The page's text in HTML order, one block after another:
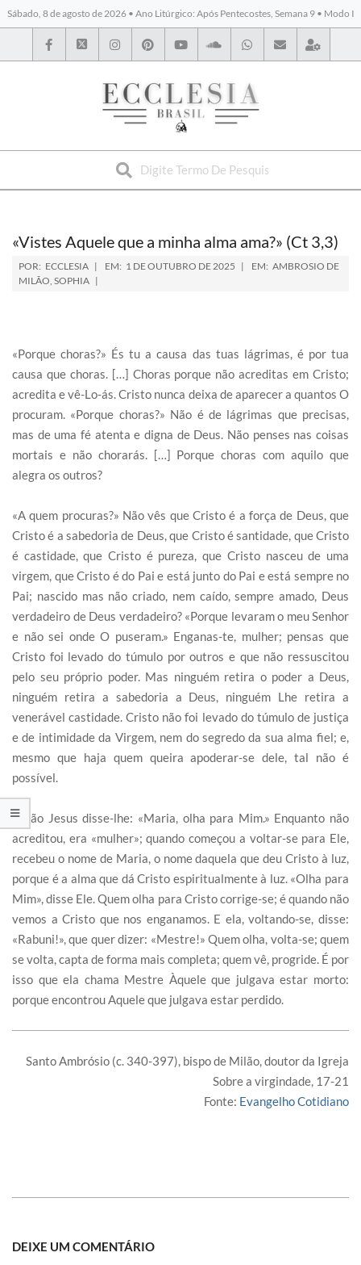
Sábado, 8 de agosto de 2026 • Ano Litúrgico: Após Pentecostes, Semana 9 • Modo I
BYBLOS
«Vistes Aquele que a minha alma ama?» (Ct 3,3)
POR: ECCLESIA EM: 1 DE OUTUBRO DE 2025 EM: AMBROSIO DE
MILÃO, SOPHIA
«Porque choras?» És tu a causa das tuas lágrimas, é por tua
causa que choras. […] Choras porque não acreditas em Cristo;
acredita e vê-Lo-ás. Cristo nunca deixa de aparecer a quantos O
procuram. «Porque choras?» Não é de lágrimas que precisas,
mas de uma fé atenta e digna de Deus. Não penses nas coisas
mortais e não chorarás. […] Porque choras com aquilo que
alegra os outros?
«A quem procuras?» Não vês que Cristo é a força de Deus, que
Cristo é a sabedoria de Deus, que Cristo é santidade, que Cristo
é castidade, que Cristo é pureza, que Cristo nasceu de uma
virgem, que Cristo é do Pai e está junto do Pai e está sempre no
Pai; nascido mas não criado, nem caído, sempre amado, Deus
verdadeiro de Deus verdadeiro? «Porque levaram o meu Senhor
e não sei onde O puseram.» Enganas-te, mulher; pensas que
Cristo foi levado do túmulo por outros e que não ressuscitou
pelo seu próprio poder. Mas ninguém retira o poder a Deus,
ninguém retira a sabedoria a Deus, ninguém Lhe retira a
venerável castidade. Cristo não foi levado do túmulo de justiça
e de intimidade da Virgem, nem do segredo da sua alma fiel; e,
mesmo que haja quem queira apoderar-se dele, tal não é
possível.
Então Jesus disse-lhe: «Maria, olha para Mim.» Enquanto não
acreditou, era «mulher»; quando começou a voltar-se para Ele,
recebeu o nome de Maria, o nome daquela que deu Cristo à luz,
porque é a alma que dá Cristo espiritualmente à luz. «Olha para
Mim», disse Ele. Quem olha para Cristo corrige-se; é quando não
vemos a Cristo que nos enganamos. E ela, voltando-se, disse:
«Rabuni!», que quer dizer: «Mestre!» Quem olha, volta-se; quem
se volta, capta de forma mais completa; quem vê, progride. É por
isso que ela chama Mestre Àquele que julgava estar morto:
porque encontrou Aquele que julgava estar perdido.
Santo Ambrósio (c. 340-397), bispo de Milão, doutor da Igreja
Sobre a virgindade, 17-21
Fonte: Evangelho Cotidiano
DEIXE UM COMENTÁRIO